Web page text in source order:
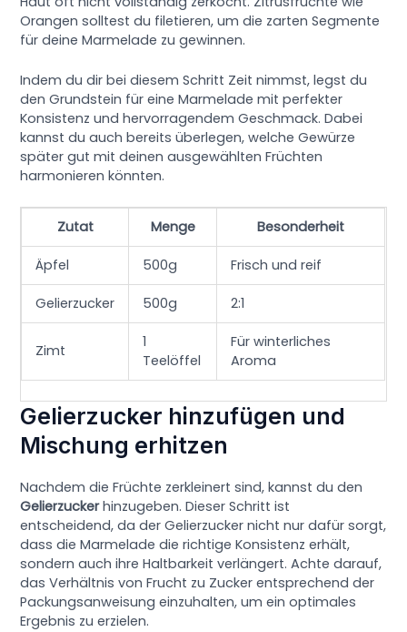
Orangen solltest du filetieren, um die zarten Segmente
für deine Marmelade zu gewinnen.
Indem du dir bei diesem Schritt Zeit nimmst, legst du
den Grundstein für eine Marmelade mit perfekter
Konsistenz und hervorragendem Geschmack. Dabei
kannst du auch bereits überlegen, welche Gewürze
später gut mit deinen ausgewählten Früchten
harmonieren könnten.
Zutat Menge Besonderheit
Äpfel 500g Frisch und reif
Gelierzucker 500g 2:1
Zimt
1
Teelöffel
Für winterliches
Aroma
Gelierzucker hinzufügen und
Mischung erhitzen
Nachdem die Früchte zerkleinert sind, kannst du den
Gelierzuckerhinzugeben. Dieser Schritt ist
entscheidend, da der Gelierzucker nicht nur dafür sorgt,
dass die Marmelade die richtige Konsistenz erhält,
sondern auch ihre Haltbarkeit verlängert. Achte darauf,
das Verhältnis von Frucht zu Zucker entsprechend der
Packungsanweisung einzuhalten, um ein optimales
Ergebnis zu erzielen.